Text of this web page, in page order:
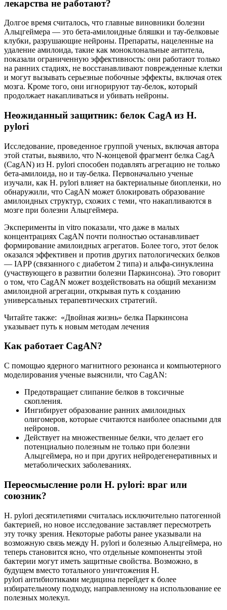
лекарства не работают?
Долгое время считалось, что главные виновники болезни
Альцгеймера — это бета-амилоидные бляшки и тау-белковые
клубки, разрушающие нейроны. Препараты, нацеленные на
удаление амилоида, такие как моноклональные антитела,
показали ограниченную эффективность: они работают только
на ранних стадиях, не восстанавливают поврежденные клетки
и могут вызывать серьезные побочные эффекты, включая отек
мозга. Кроме того, они игнорируют тау-белок, который
продолжает накапливаться и убивать нейроны.
Неожиданный защитник: белок CagA из H.
pylori
Исследование, проведенное группой ученых, включая автора
этой статьи, выявило, что N-концевой фрагмент белка CagA
(CagAN) из H. pylori способен подавлять агрегацию не только
бета-амилоида, но и тау-белка. Первоначально ученые
изучали, как H. pylori влияет на бактериальные биопленки, но
обнаружили, что CagAN может блокировать образование
амилоидных структур, схожих с теми, что накапливаются в
мозге при болезни Альцгеймера.
Эксперименты in vitro показали, что даже в малых
концентрациях CagAN почти полностью останавливает
формирование амилоидных агрегатов. Более того, этот белок
оказался эффективен и против других патологических белков
— IAPP (связанного с диабетом 2 типа) и альфа-синуклеина
(участвующего в развитии болезни Паркинсона). Это говорит
о том, что CagAN может воздействовать на общий механизм
амилоидной агрегации, открывая путь к созданию
универсальных терапевтических стратегий.
Читайте также: «Двойная жизнь» белка Паркинсона
указывает путь к новым методам лечения
Как работает CagAN?
С помощью ядерного магнитного резонанса и компьютерного
моделирования ученые выяснили, что CagAN:
Предотвращает слипание белков в токсичные
скопления.
Ингибирует образование ранних амилоидных
олигомеров, которые считаются наиболее опасными для
нейронов.
Действует на множественные белки, что делает его
потенциально полезным не только при болезни
Альцгеймера, но и при других нейродегенеративных и
метаболических заболеваниях.
Переосмысление роли H. pylori: враг или
союзник?
H. pylori десятилетиями считалась исключительно патогенной
бактерией, но новое исследование заставляет пересмотреть
эту точку зрения. Некоторые работы ранее указывали на
возможную связь между H. pylori и болезнью Альцгеймера, но
теперь становится ясно, что отдельные компоненты этой
бактерии могут иметь защитные свойства. Возможно, в
будущем вместо тотального уничтожения H.
pylori антибиотиками медицина перейдет к более
избирательному подходу, направленному на использование ее
полезных молекул.